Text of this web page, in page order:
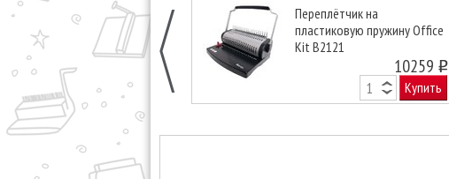
Переплётчик на
пластиковую пружину Office
Kit B2121
10259 o
Купить